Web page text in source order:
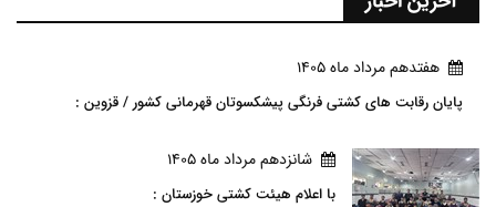
هفتدهم مرداد ماه 1405
پایان رقابت های کشتی فرنگی پیشکسوتان قهرمانی کشور / قزوین :
شانزدهم مرداد ماه 1405
با اعلام هیئت کشتی خوزستان :